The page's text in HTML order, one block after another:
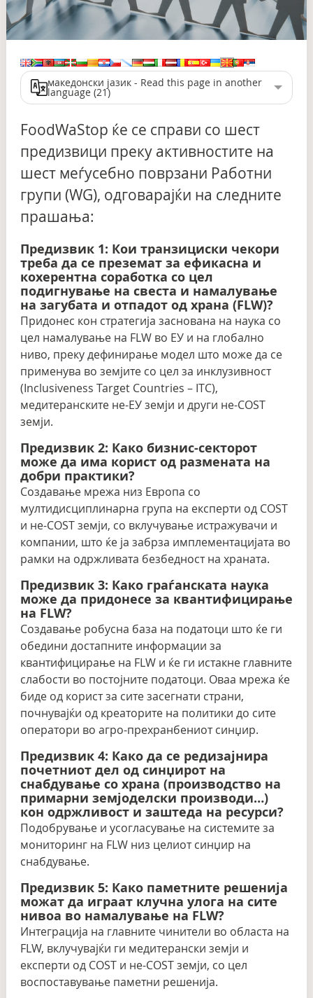
македонски јазик - Read this page in another
language (21)
FoodWaStop ќе се справи со шест
предизвици преку активностите на
шест меѓусебно поврзани Работни
групи (WG), одговарајќи на следните
прашања:
Предизвик 1: Кои транзициски чекори
треба да се преземат за ефикасна и
кохерентна соработка со цел
подигнување на свеста и намалување
на загубата и отпадот од храна (FLW)?
Придонес кон стратегија заснована на наука со
цел намалување на FLW во ЕУ и на глобално
ниво, преку дефинирање модел што може да се
применува во земјите со цел за инклузивност
(Inclusiveness Target Countries – ITC),
медитеранските не-ЕУ земји и други не-COST
земји.
Предизвик 2: Како бизнис-секторот
може да има корист од размената на
добри практики?
Создавање мрежа низ Европа со
мултидисциплинарна група на експерти од COST
и не-COST земји, со вклучување истражувачи и
компании, што ќе ја забрза имплементацијата во
рамки на одржливата безбедност на храната.
Предизвик 3: Како граѓанската наука
може да придонесе за квантифицирање
на FLW?
Создавање робусна база на податоци што ќе ги
обедини достапните информации за
квантифицирање на FLW и ќе ги истакне главните
слабости во постојните податоци. Оваа мрежа ќе
биде од корист за сите засегнати страни,
почнувајќи од креаторите на политики до сите
оператори во агро-прехранбениот синџир.
Предизвик 4: Како да се редизајнира
почетниот дел од синџирот на
снабдување со храна (производство на
примарни земјоделски производи…)
кон одржливост и заштеда на ресурси?
Подобрување и усогласување на системите за
мониторинг на FLW низ целиот синџир на
снабдување.
Предизвик 5: Како паметните решенија
можат да играат клучна улога на сите
нивоа во намалување на FLW?
Интеграција на главните чинители во областа на
FLW, вклучувајќи ги медитерански земји и
експерти од COST и не-COST земји, со цел
воспоставување паметни решенија.